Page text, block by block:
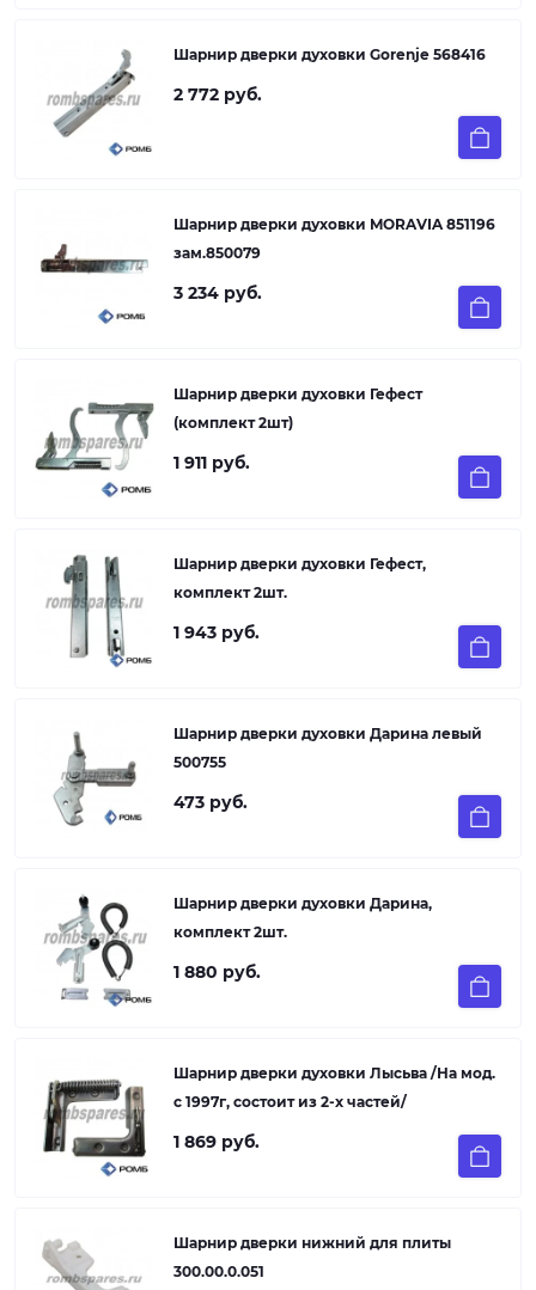
Шарнир дверки духовки Gorenje 568416
2 772 руб.
Шарнир дверки духовки MORAVIA 851196
зам.850079
3 234 руб.
Шарнир дверки духовки Гефест
(комплект 2шт)
1 911 руб.
Шарнир дверки духовки Гефест,
комплект 2шт.
1 943 руб.
Шарнир дверки духовки Дарина левый
500755
473 руб.
Шарнир дверки духовки Дарина,
комплект 2шт.
1 880 руб.
Шарнир дверки духовки Лысьва /На мод.
с 1997г, состоит из 2-х частей/
1 869 руб.
Шарнир дверки нижний для плиты
300.00.0.051